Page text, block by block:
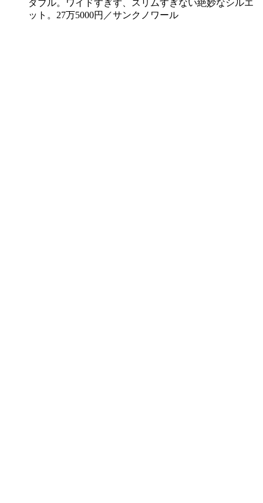
ダブル。ワイドすぎず、スリムすぎない絶妙なシルエ
ット。27万5000円／サンクノワール